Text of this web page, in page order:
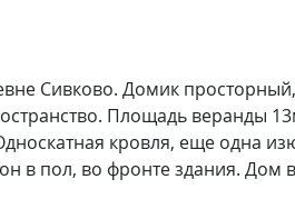
Сивково. Домик
Площадь веранды
кровля, еще одна
в пол, во фронте здания.